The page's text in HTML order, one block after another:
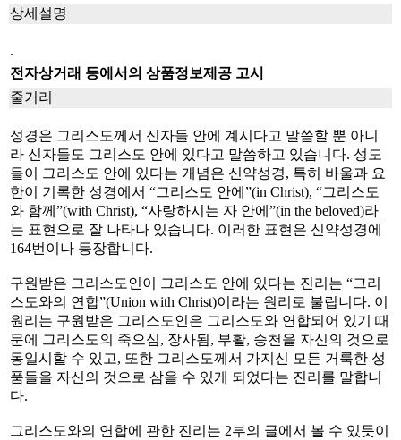
상세설명
.
전자상거래 등에서의 상품정보제공 고시
줄거리
성경은 그리스도께서 신자들 안에 계시다고 말씀할 뿐 아니
라 신자들도 그리스도 안에 있다고 말씀하고 있습니다. 성도
들이 그리스도 안에 있다는 개념은 신약성경, 특히 바울과 요
한이 기록한 성경에서 “그리스도 안에”(in Christ), “그리스도
와 함께”(with Christ), “사랑하시는 자 안에”(in the beloved)라
는 표현으로 잘 나타나 있습니다. 이러한 표현은 신약성경에
164번이나 등장합니다.
구원받은 그리스도인이 그리스도 안에 있다는 진리는 “그리
스도와의 연합”(Union with Christ)이라는 원리로 불립니다. 이
원리는 구원받은 그리스도인은 그리스도와 연합되어 있기 때
문에 그리스도의 죽으심, 장사됨, 부활, 승천을 자신의 것으로
동일시할 수 있고, 또한 그리스도께서 가지신 모든 거룩한 성
품들을 자신의 것으로 삼을 수 있게 되었다는 진리를 말합니
다.
그리스도와의 연합에 관한 진리는 2부의 글에서 볼 수 있듯이